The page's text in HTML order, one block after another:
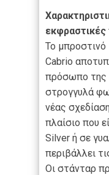
εκφραστικές
Το
Cabrio
πρόσωπο της
στρογγυλά
νέας
πλαίσιο που
Silver ή σε
περιβάλλει
Οι στάνταρ